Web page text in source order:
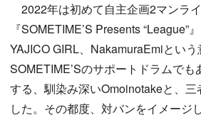
2022年は初めて自主企画2マンラ
『SOMETIME’S Presents “League”
YAJICO GIRL、NakamuraEmiという
SOMETIME’Sのサポートドラムで
する、馴染み深いOmoinotakeと、
した。その都度、対バンをイメージ